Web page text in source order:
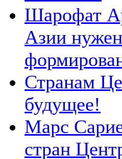
Шарофат
Азии
Странам
будущее!
Марс
стран